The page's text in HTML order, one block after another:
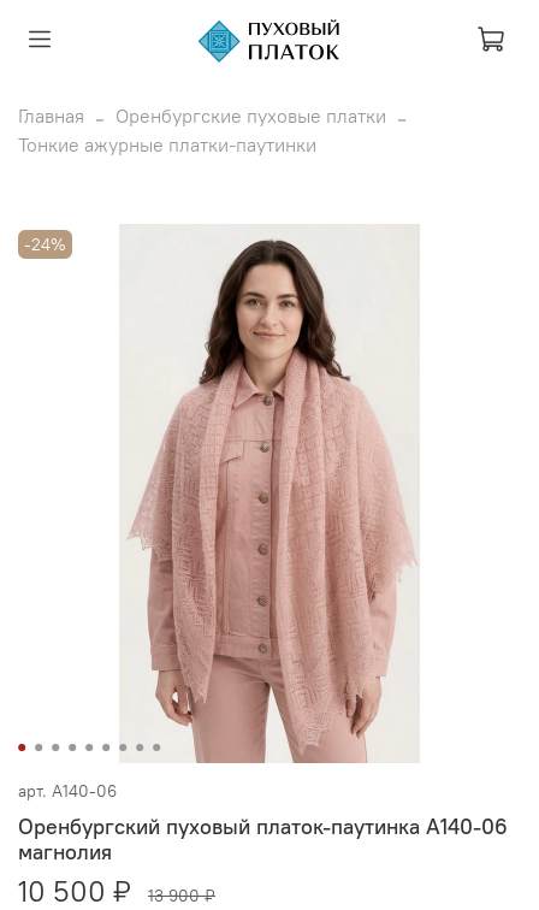
Главная
Оренбургские пуховые платки
Тонкие ажурные платки-паутинки
-24%
арт. А140-06
Оренбургский пуховый платок-паутинка А140-06
магнолия
10 500 ₽ 13 900 ₽